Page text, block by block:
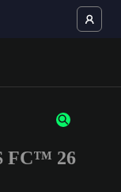
ein
FC™ 26